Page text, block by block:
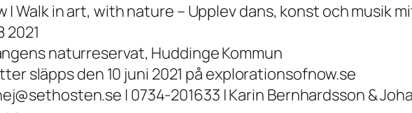
| Walk in art, with nature – Upplev dans, konst och musik
2021
naturreservat, Huddinge Kommun
släpps den 10 juni 2021 på explorationsofnow.se
| 0734-201633 | Karin Bernhardsson &